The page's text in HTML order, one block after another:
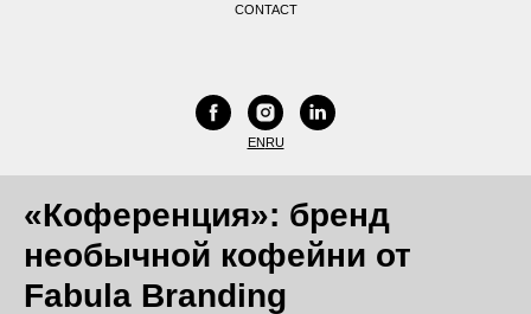
CONTACT
ENRU
«Коференция»: бренд
необычной кофейни от
Fabula Branding